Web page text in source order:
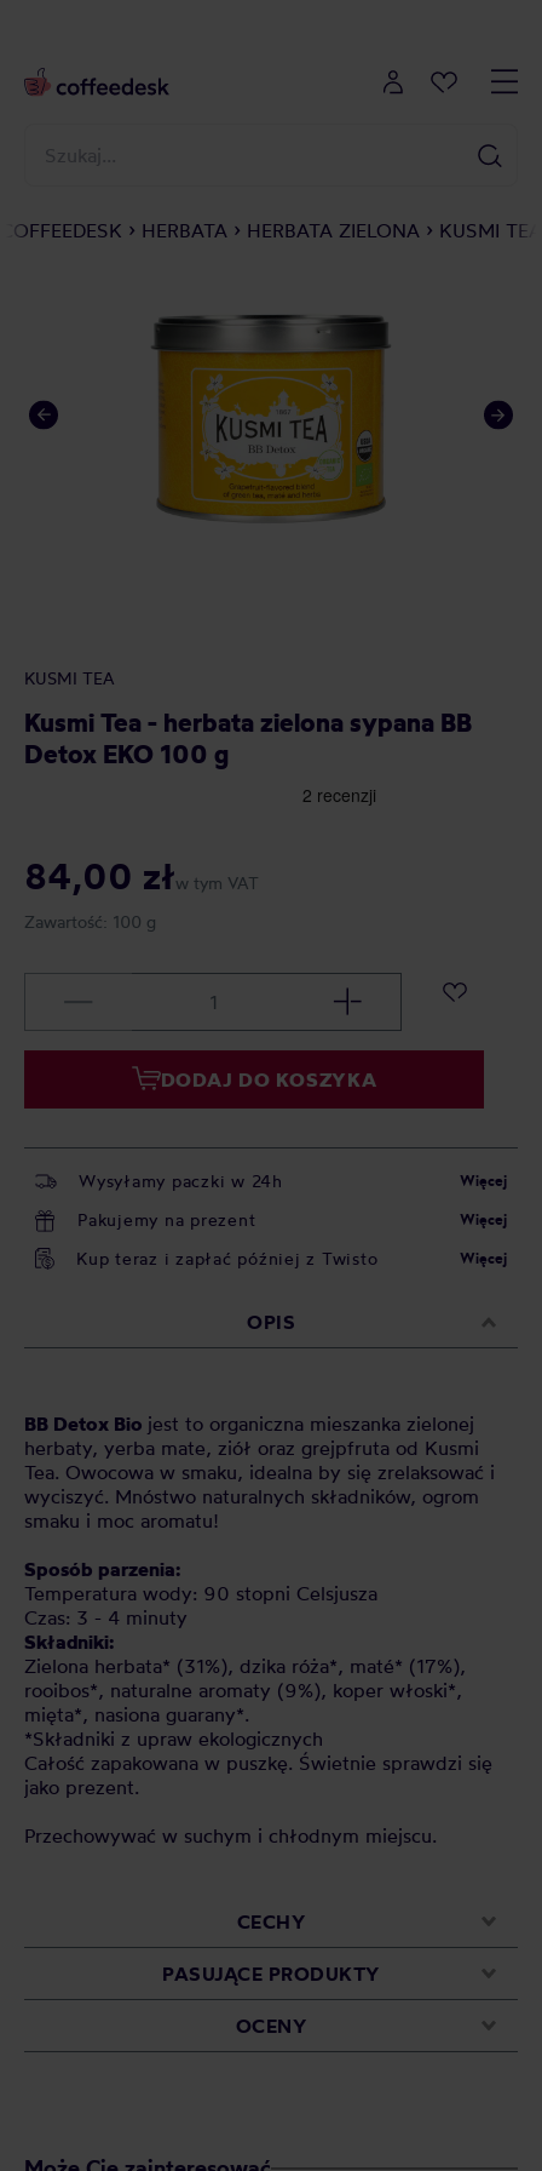
COFFEEDESK HERBATA HERBATA ZIELONA KUSMI
KUSMI TEA
Kusmi Tea - herbata zielona sypana BB
Detox EKO 100 g
84,00 złw tym VAT
Zawartość: 100 g
DODAJ DO KOSZYKA
Wysyłamy paczki w 24h Więcej
Pakujemy na prezent Więcej
Kup teraz i zapłać później z Twisto Więcej
OPIS
BB Detox Bio jest to organiczna mieszanka zielonej
herbaty, yerba mate, ziół oraz grejpfruta od Kusmi
Tea. Owocowa w smaku, idealna by się zrelaksować i
wyciszyć. Mnóstwo naturalnych składników, ogrom
smaku i moc aromatu!
Sposób parzenia:
Temperatura wody: 90 stopni Celsjusza
Czas: 3 - 4 minuty
Składniki:
Zielona herbata* (31%), dzika róża*, maté* (17%),
rooibos*, naturalne aromaty (9%), koper włoski*,
mięta*, nasiona guarany*.
*Składniki z upraw ekologicznych
Całość zapakowana w puszkę. Świetnie sprawdzi się
jako prezent.
Przechowywać w suchym i chłodnym miejscu.
CECHY
PASUJĄCE PRODUKTY
OCENY